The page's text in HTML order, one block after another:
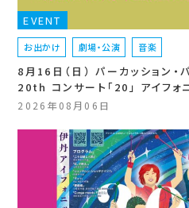
EVENT
お出かけ 劇場・公演 音楽
8月16日（日） パーカッション・
20th コンサート「20」 アイフォ
2026年08月06日